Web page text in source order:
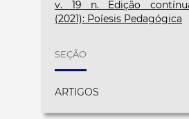
v. 19 n. Edição
(2021): Poíesis Pedagógica
SEÇÃO
ARTIGOS